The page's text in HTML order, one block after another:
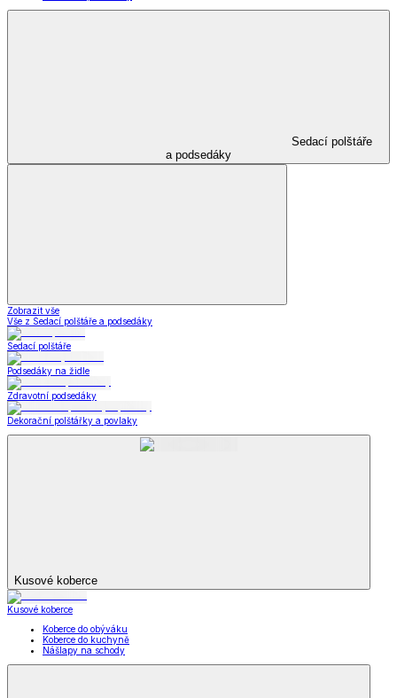
Sedací polštáře
a podsedáky
Zobrazit vše
Vše z Sedací polštáře a podsedáky
Sedací polštáře
Podsedáky na židle
Zdravotní podsedáky
Dekorační polštářky a povlaky
Kusové koberce
Kusové koberce
Koberce do obýváku
Koberce do kuchyně
Nášlapy na schody